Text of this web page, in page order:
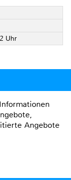
Uhr
Angebote